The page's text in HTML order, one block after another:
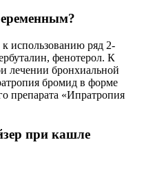
использованию ряд 2-
фенотерол. К
лечении бронхиальной
бромид в форме
препарата «Ипратропия
при кашле